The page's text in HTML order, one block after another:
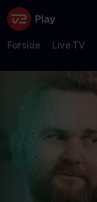
Forside Live TV